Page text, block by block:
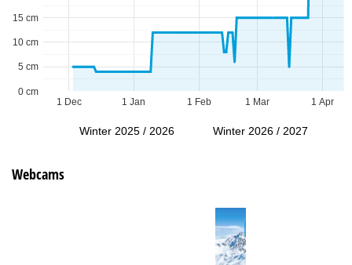
1 Dec 1 Jan 1 Feb 1 Mar 1 Apr
0 cm
5 cm
10 cm
15 cm
Winter 2025 / 2026 Winter 2026 / 2027
Webcams